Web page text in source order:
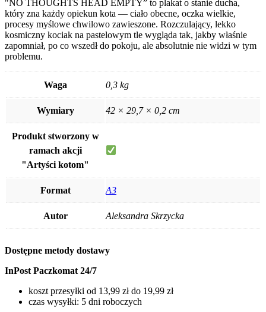
"NO THOUGHTS HEAD EMPTY” to plakat o stanie ducha,
który zna każdy opiekun kota — ciało obecne, oczka wielkie,
procesy myślowe chwilowo zawieszone. Rozczulający, lekko
kosmiczny kociak na pastelowym tle wygląda tak, jakby właśnie
zapomniał, po co wszedł do pokoju, ale absolutnie nie widzi w tym
problemu.
Waga 0,3 kg
Wymiary 42 × 29,7 × 0,2 cm
Produkt stworzony w
ramach akcji
"Artyści kotom"
Format A3
Autor Aleksandra Skrzycka
Dostępne metody dostawy
InPost Paczkomat 24/7
koszt przesyłki od 13,99 zł do 19,99 zł
czas wysyłki: 5 dni roboczych